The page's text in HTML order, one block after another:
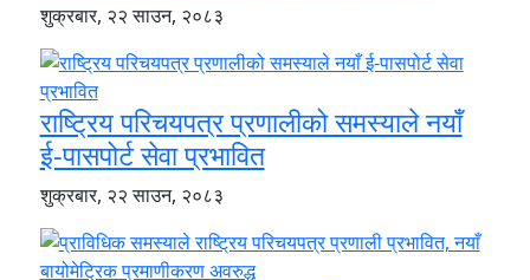
शुक्रबार, २२ साउन, २०८३
राष्ट्रिय परिचयपत्र प्रणालीको समस्याले नयाँ
ई-पासपोर्ट सेवा प्रभावित
शुक्रबार, २२ साउन, २०८३